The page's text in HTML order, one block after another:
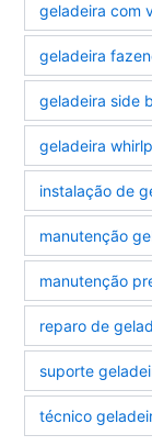
geladeira com
geladeira
geladeira side
geladeira
instalação de
manutenção
manutenção
reparo de
suporte
técnico